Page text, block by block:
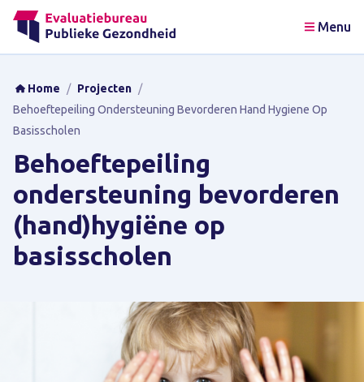
Menu
Home / Projecten /
Behoeftepeiling Ondersteuning Bevorderen Hand Hygiene Op
Basisscholen
Behoeftepeiling
ondersteuning bevorderen
(hand)hygiëne op
basisscholen